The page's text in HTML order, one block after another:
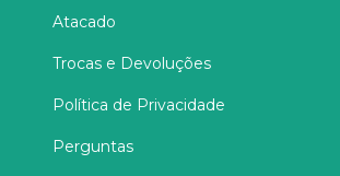
Atacado
Trocas e Devoluções
Política de Privacidade
Perguntas